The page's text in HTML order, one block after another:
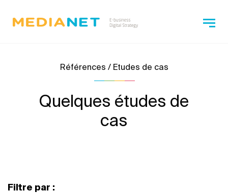
Références / Etudes de cas
Quelques études de
cas
Filtre par :